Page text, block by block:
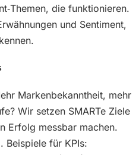
die funktionieren.
und Sentiment,
Markenbekanntheit, mehr
Wir setzen SMARTe Ziele
Erfolg messbar machen.
Beispiele für KPIs: